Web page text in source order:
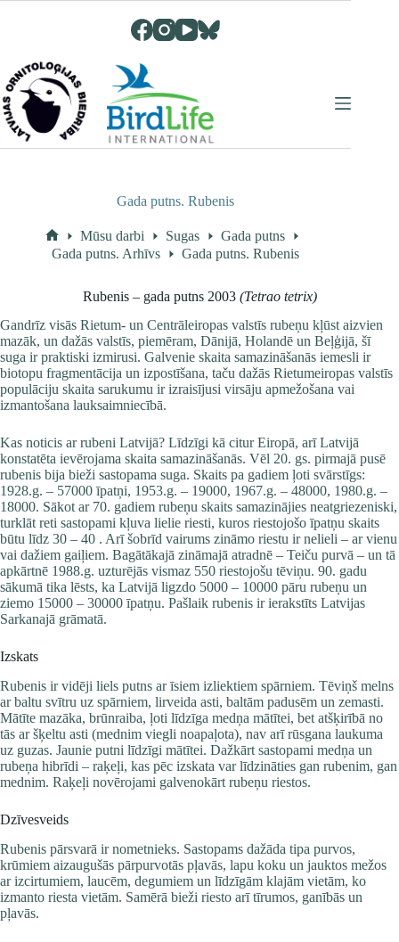
Gada putns. Rubenis
Home
Mūsu darbi Sugas
Gada putns
Gada putns. Arhīvs
Gada putns. Rubenis
Rubenis – gada putns 2003 (Tetrao tetrix)
Gandrīz visās Rietum- un Centrāleiropas valstīs rubeņu kļūst aizvien
mazāk, un dažās valstīs, piemēram, Dānijā, Holandē un Beļģijā, šī
suga ir praktiski izmirusi. Galvenie skaita samazināšanās iemesli ir
biotopu fragmentācija un izpostīšana, taču dažās Rietumeiropas valstīs
populāciju skaita sarukumu ir izraisījusi virsāju apmežošana vai
izmantošana lauksaimniecībā.
Kas noticis ar rubeni Latvijā? Līdzīgi kā citur Eiropā, arī Latvijā
konstatēta ievērojama skaita samazināšanās. Vēl 20. gs. pirmajā pusē
rubenis bija bieži sastopama suga. Skaits pa gadiem ļoti svārstīgs:
1928.g. – 57000 īpatņi, 1953.g. – 19000, 1967.g. – 48000, 1980.g. –
18000. Sākot ar 70. gadiem rubeņu skaits samazinājies neatgriezeniski,
turklāt reti sastopami kļuva lielie riesti, kuros riestojošo īpatņu skaits
būtu līdz 30 – 40 . Arī šobrīd vairums zināmo riestu ir nelieli – ar vienu
vai dažiem gaiļiem. Bagātākajā zināmajā atradnē – Teiču purvā – un tā
apkārtnē 1988.g. uzturējās vismaz 550 riestojošu tēviņu. 90. gadu
sākumā tika lēsts, ka Latvijā ligzdo 5000 – 10000 pāru rubeņu un
ziemo 15000 – 30000 īpatņu. Pašlaik rubenis ir ierakstīts Latvijas
Sarkanajā grāmatā.
Izskats
Rubenis ir vidēji liels putns ar īsiem izliektiem spārniem. Tēviņš melns
ar baltu svītru uz spārniem, lirveida asti, baltām padusēm un zemasti.
Mātīte mazāka, brūnraiba, ļoti līdzīga medņa mātītei, bet atšķirībā no
tās ar šķeltu asti (mednim viegli noapaļota), nav arī rūsgana laukuma
uz guzas. Jaunie putni līdzīgi mātītei. Dažkārt sastopami medņa un
rubeņa hibrīdi – raķeļi, kas pēc izskata var līdzināties gan rubenim, gan
mednim. Raķeļi novērojami galvenokārt rubeņu riestos.
Dzīvesveids
Rubenis pārsvarā ir nometnieks. Sastopams dažāda tipa purvos,
krūmiem aizaugušās pārpurvotās pļavās, lapu koku un jauktos mežos
ar izcirtumiem, laucēm, degumiem un līdzīgām klajām vietām, ko
izmanto riesta vietām. Samērā bieži riesto arī tīrumos, ganībās un
pļavās.